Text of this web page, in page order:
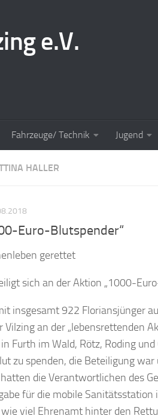
e.V.
Fahrzeuge/ Technik Jugend
HALLER
Euro-Blutspender“
gerettet
sich an der Aktion „1000-
insgesamt 922 Floriansjünger
Vilzing an der „lebensrettenden
Furth im Wald, Rötz, Roding
zu spenden, die Beteiligung
hatten die Verantwortlichen des
für die mobile
viel Ehrenamt hinter den